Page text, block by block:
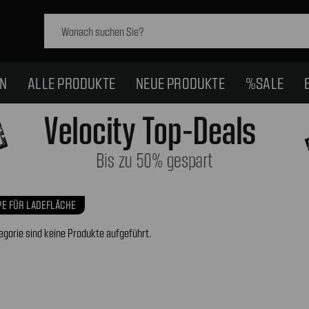
ALLE PRODUKTE NEUE PRODUKTE %SALE
FÜR LADEFLÄCHE
sind keine Produkte aufgeführt.